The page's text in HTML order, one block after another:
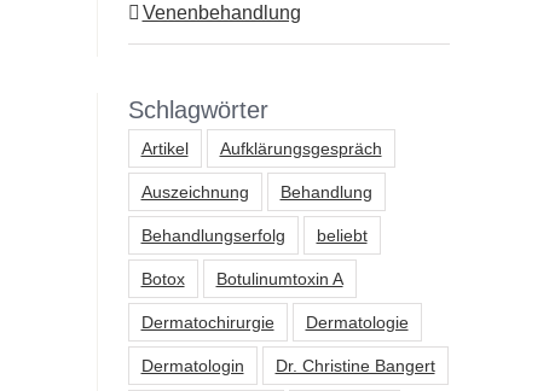
Venenbehandlung
Schlagwörter
Artikel Aufklärungsgespräch
Auszeichnung Behandlung
Behandlungserfolg beliebt
Botox Botulinumtoxin A
Dermatochirurgie Dermatologie
Dermatologin Dr. Christine Bangert